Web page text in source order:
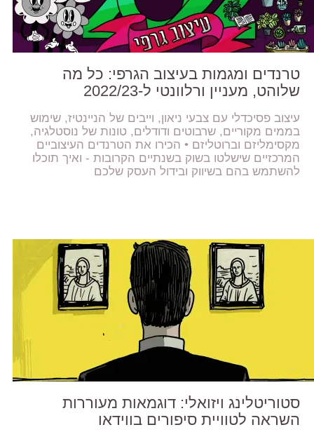
טרנדים ומגמות בעיצוב הגרפי: כל מה
שלוהט, מעניין ורלוונטי ל-2022/23
עיצוב פסיכדלי עם צבעי ניאון, וייבים של הניינטיז, שימוש
בממים מקוריים, שרבוטים ודודלים, טונות של נוסטלגיה,
מקסימליזם וברוטליזם • הכירו את הטרנדים העיצוביים
המרכזיים שישלטו בשוק בשנתיים הקרובות - ואיך תוכלו
להשתמש בהם בשיווק ובידול העסק שלכם
סטוריטלינג ויזואלי: דוגמאות מעוררות
השראה לטוויית סיפורים בווידאו